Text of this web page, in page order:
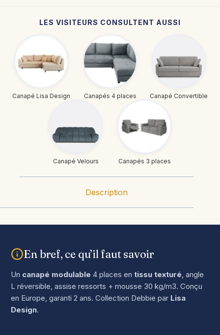
LES VISITEURS CONSULTENT AUSSI
Canapé Lisa Design Canapés 4 places Canapé Convertible
Canapé Velours Canapés 3 places
Description
En bref, ce qu’il faut savoir
Un canapé modulable 4 places entissu texturé, angle
L réversible, assise ressorts + mousse 30 kg/m3. Conçu
en Europe, garanti 2 ans. Collection Debbie par Lisa
Design.